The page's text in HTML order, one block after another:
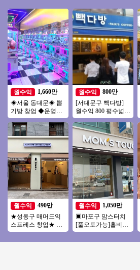
월수익
1,660만
◈서울 동대문◈ 뽑
기방 창업 ◆운영쉬
운매장◆ 주부창업/
초보창업/은퇴창업/
직장인투잡
월수익
490만
★성동구 매머드익
스프레스 창업★ 성
수기＊비수기 매출
차이 없이 꾸준한 매
월수익
800만
[서대문구 빽다방]
월수익 800 평수넓고
관리편한 고매출 풀
오토 빽다방!
월수익
1,050만
▣마포구 맘스터치
[풀오토가능]홀비중
높음/수익성매장/꾸
준한매출/역세권